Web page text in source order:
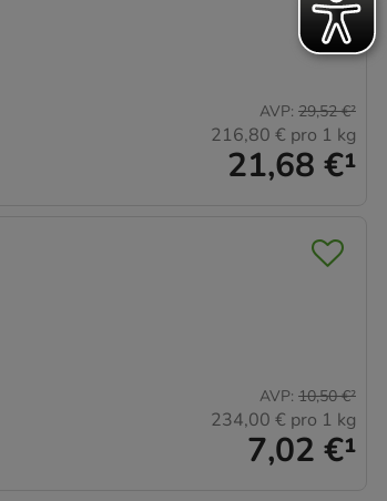
21,68 €¹
AVP: 29,52 €²
216,80 € pro 1 kg
7,02 €¹
AVP: 10,50 €²
234,00 € pro 1 kg